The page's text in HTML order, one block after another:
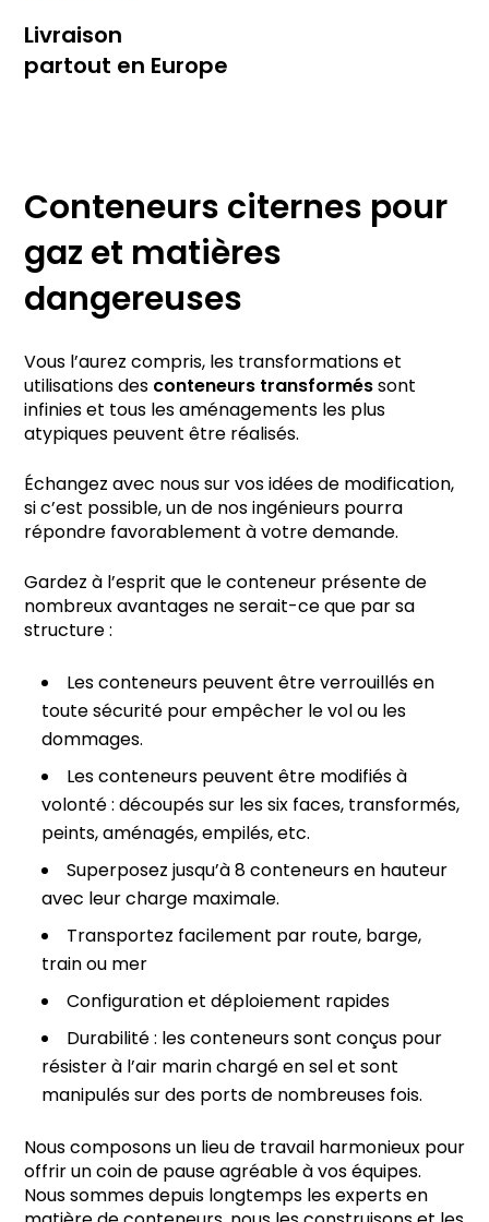
Livraison
partout en Europe
Conteneurs citernes pour
gaz et matières
dangereuses
Vous l’aurez compris, les transformations et
utilisations desconteneurs transforméssont
infinies et tous les aménagements les plus
atypiques peuvent être réalisés.
Échangez avec nous sur vos idées de modification,
si c’est possible, un de nos ingénieurs pourra
répondre favorablement à votre demande.
Gardez à l’esprit que le conteneur présente de
nombreux avantages ne serait-ce que par sa
structure :
Les conteneurs peuvent être verrouillés en
toute sécurité pour empêcher le vol ou les
dommages.
Les conteneurs peuvent être modifiés à
volonté : découpés sur les six faces, transformés,
peints, aménagés, empilés, etc.
Superposez jusqu’à 8 conteneurs en hauteur
avec leur charge maximale.
Transportez facilement par route, barge,
train ou mer
Configuration et déploiement rapides
Durabilité : les conteneurs sont conçus pour
résister à l’air marin chargé en sel et sont
manipulés sur des ports de nombreuses fois.
Nous composons un lieu de travail harmonieux pour
offrir un coin de pause agréable à vos équipes.
Nous sommes depuis longtemps les experts en